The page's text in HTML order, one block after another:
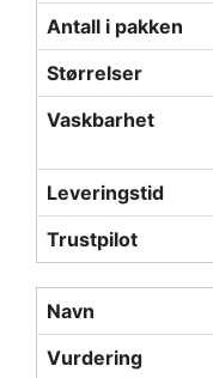
Antall i pakken
Størrelser
Vaskbarhet
Leveringstid
Trustpilot
Navn
Vurdering